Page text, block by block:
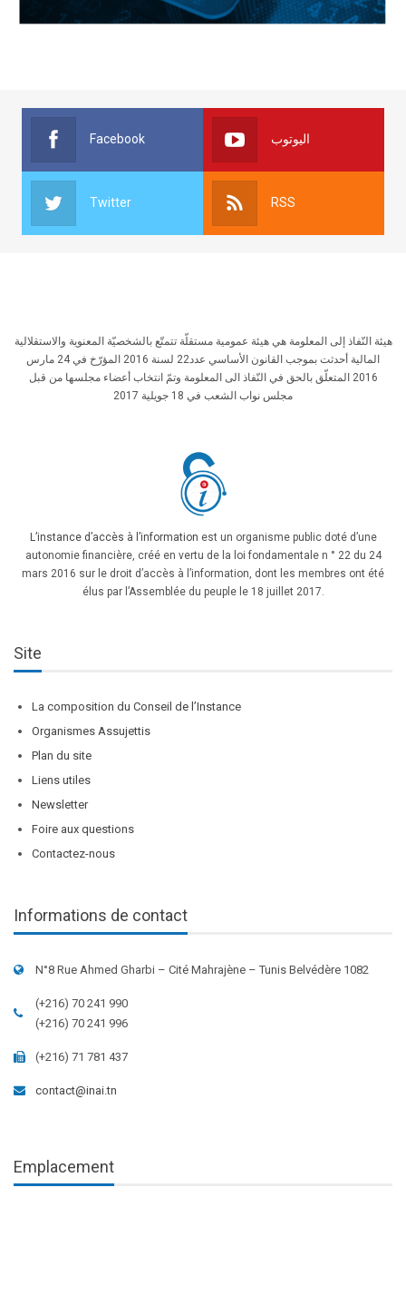
Facebook اليوتوب
Twitter RSS
هيئة النّفاذ إلى المعلومة هي هيئة عمومية مستقلّة تتمتّع بالشخصيّة المعنوية والاستقلالية
المالية أحدثت بموجب القانون الأساسي عدد22 لسنة 2016 المؤرّخ في 24 مارس
2016 المتعلّق بالحق في النّفاذ الى المعلومة وتمّ انتخاب أعضاء مجلسها من قبل
مجلس نواب الشعب في 18 جويلية 2017
L’instance d’accès à l’information est un organisme public doté d’une
autonomie financière, créé en vertu de la loi fondamentale n ° 22 du 24
mars 2016 sur le droit d’accès à l’information, dont les membres ont été
élus par l’Assemblée du peuple le 18 juillet 2017.
Site
La composition du Conseil de l’Instance
Organismes Assujettis
Plan du site
Liens utiles
Newsletter
Foire aux questions
Contactez-nous
Informations de contact
N°8 Rue Ahmed Gharbi – Cité Mahrajène – Tunis Belvédère 1082
(+216) 70 241 990
(+216) 70 241 996
(+216) 71 781 437
contact@inai.tn
Emplacement